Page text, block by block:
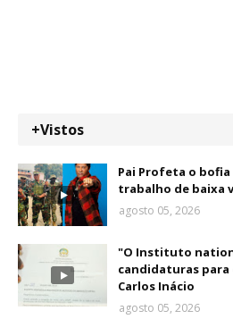
+Vistos
Pai Profeta o
trabalho de baixa
agosto 05, 2026
"O Instituto
candidaturas para
Carlos Inácio
agosto 05, 2026